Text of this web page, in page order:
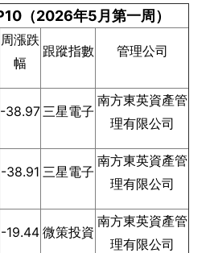
（2026年5月第一周）
周漲跌
幅
跟蹤指數 管理公司
-38.97三星電子
南方東英資產管
理有限公司
-38.91 三星電子
南方東英資產管
理有限公司
-19.44 微策投資
南方東英資產管
理有限公司